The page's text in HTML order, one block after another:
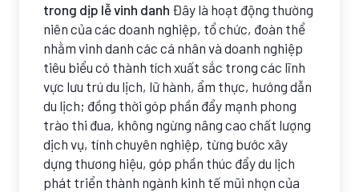
trong dịp lễ vinh danh Đây là hoạt động thường
niên của các doanh nghiệp, tổ chức, đoàn thể
nhằm vinh danh các cá nhân và doanh nghiệp
tiêu biểu có thành tích xuất sắc trong các lĩnh
vực lưu trú du lịch, lữ hành, ẩm thực, hướng dẫn
du lịch; đồng thời góp phần đẩy mạnh phong
trào thi đua, không ngừng nâng cao chất lượng
dịch vụ, tính chuyên nghiệp, từng bước xây
dựng thương hiệu, góp phần thúc đẩy du lịch
phát triển thành ngành kinh tế mũi nhọn của